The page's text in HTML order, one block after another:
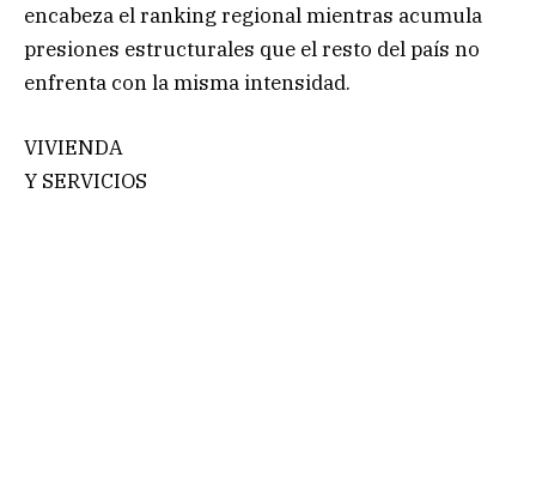
encabeza el ranking regional mientras acumula
presiones estructurales que el resto del país no
enfrenta con la misma intensidad.
VIVIENDA
Y SERVICIOS